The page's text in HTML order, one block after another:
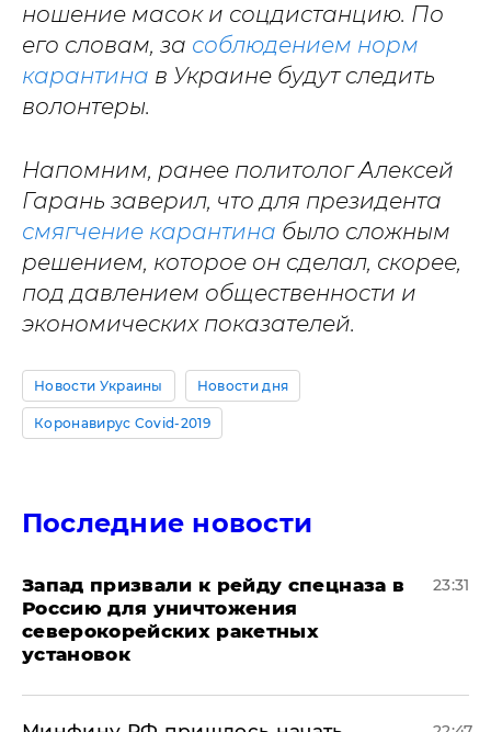
ношение масок и соцдистанцию. По
его словам, за соблюдением норм
карантина в Украине будут следить
волонтеры.
Напомним, ранее политолог Алексей
Гарань заверил, что для президента
смягчение карантина было сложным
решением, которое он сделал, скорее,
под давлением общественности и
экономических показателей.
Новости Украины Новости дня
Коронавирус Covid-2019
Последние новости
Запад призвали к рейду спецназа в
Россию для уничтожения
северокорейских ракетных
установок
23:31